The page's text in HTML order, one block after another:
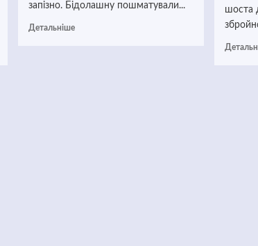
запізно. Бідолашну пошматували...
Детальніше
шоста